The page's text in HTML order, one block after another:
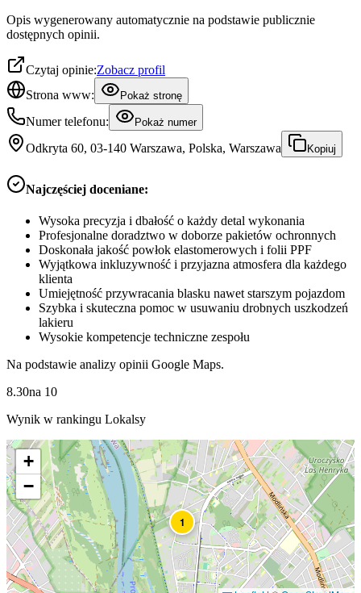
Opis wygenerowany automatycznie na podstawie publicznie
dostępnych opinii.
Czytaj opinie:Zobacz profil
Strona www:
Pokaż stronę
Numer telefonu: Pokaż numer
Odkryta 60, 03-140 Warszawa, Polska, Warszawa Kopiuj
Najczęściej doceniane:
Wysoka precyzja i dbałość o każdy detal wykonania
Profesjonalne doradztwo w doborze pakietów ochronnych
Doskonała jakość powłok elastomerowych i folii PPF
Wyjątkowa inkluzywność i przyjazna atmosfera dla każdego
klienta
Umiejętność przywracania blasku nawet starszym pojazdom
Szybka i skuteczna pomoc w usuwaniu drobnych uszkodzeń
lakieru
Wysokie kompetencje techniczne zespołu
Na podstawie analizy opinii Google Maps.
8.30na 10
Wynik w rankingu Lokalsy
1
+
−